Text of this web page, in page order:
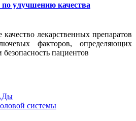
улучшению качества
лекарственных препаратов
факторов, определяющих
пациентов
системы